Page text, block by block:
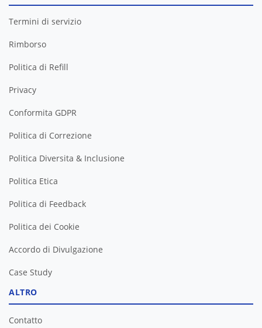
Termini di servizio
Rimborso
Politica di Refill
Privacy
Conformita GDPR
Politica di Correzione
Politica Diversita & Inclusione
Politica Etica
Politica di Feedback
Politica dei Cookie
Accordo di Divulgazione
Case Study
ALTRO
Contatto